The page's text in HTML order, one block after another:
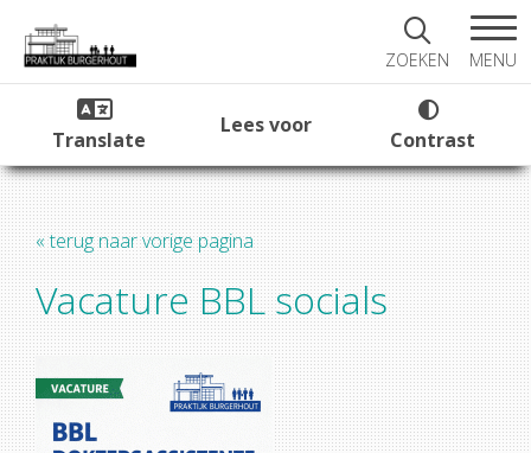
ZOEKEN MENU
Translate
Lees voor
Contrast
« terug naar vorige pagina
Vacature BBL socials